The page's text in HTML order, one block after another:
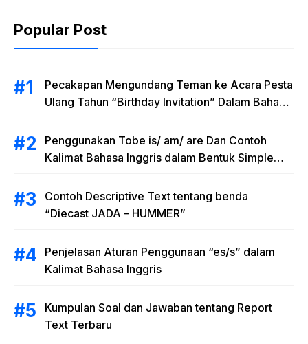
Popular Post
Pecakapan Mengundang Teman ke Acara Pesta
Ulang Tahun “Birthday Invitation” Dalam Bahasa
Penggunakan Tobe is/ am/ are Dan Contoh
Kalimat Bahasa Inggris dalam Bentuk Simple
Contoh Descriptive Text tentang benda
“Diecast JADA – HUMMER”
Penjelasan Aturan Penggunaan “es/s” dalam
Kalimat Bahasa Inggris
Kumpulan Soal dan Jawaban tentang Report
Text Terbaru